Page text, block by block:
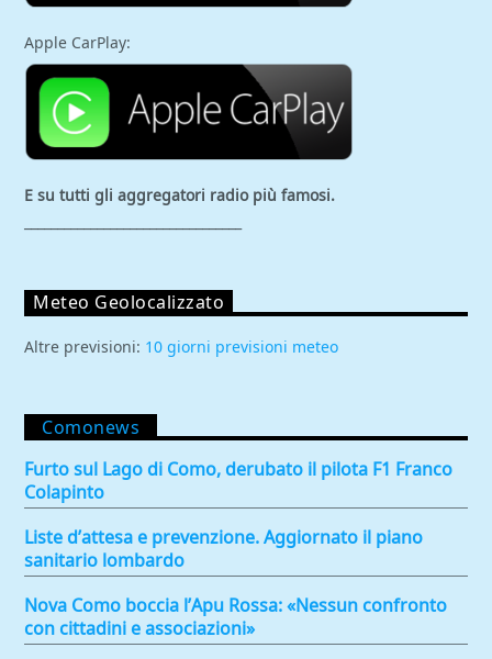
Apple CarPlay:
E su tutti gli aggregatori radio più famosi.
Meteo Geolocalizzato
Altre previsioni: 10 giorni previsioni meteo
Comonews
Furto sul Lago di Como, derubato il pilota F1 Franco
Colapinto
Liste d’attesa e prevenzione. Aggiornato il piano
sanitario lombardo
Nova Como boccia l’Apu Rossa: «Nessun confronto
con cittadini e associazioni»